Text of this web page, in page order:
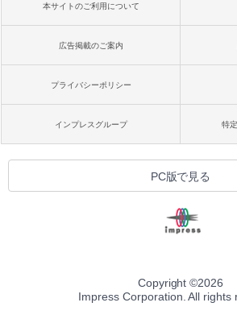
本サイトのご利用について
広告掲載のご案内
プライバシーポリシー
インプレスグループ 特
PC版で見る
Copyright ©2026
Impress Corporation. All rights